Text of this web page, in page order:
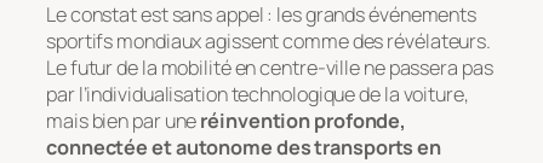
Le constat est sans appel : les grands événements
sportifs mondiaux agissent comme des révélateurs.
Le futur de la mobilité en centre-ville ne passera pas
par l’individualisation technologique de la voiture,
mais bien par uneréinvention profonde,
connectée et autonome des transports en